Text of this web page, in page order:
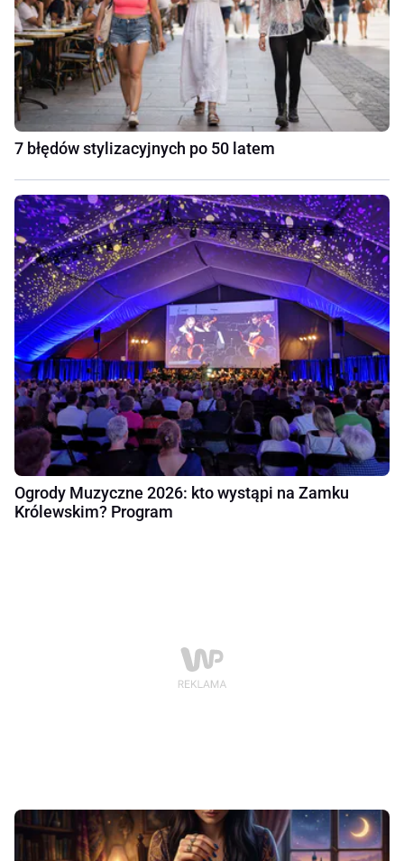
7 błędów stylizacyjnych po 50 latem
Ogrody Muzyczne 2026: kto wystąpi na Zamku
Królewskim? Program